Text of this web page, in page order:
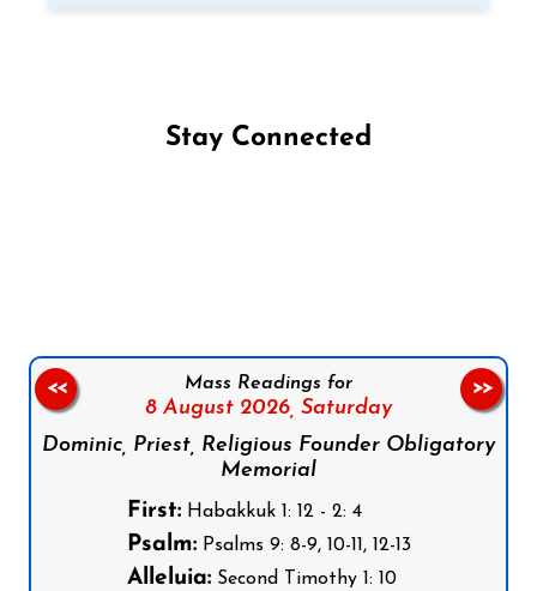
Stay Connected
Mass Readings for
8 August 2026, Saturday
Dominic, Priest, Religious Founder Obligatory
Memorial
First:Habakkuk 1: 12 - 2: 4
Psalm:Psalms 9: 8-9, 10-11, 12-13
Alleluia:Second Timothy 1: 10
<< >>